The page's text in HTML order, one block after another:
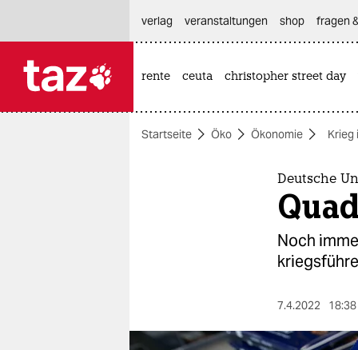
themen
verlag
veranstaltungen shop fragen
rente ceuta christopher street day
Startseite Öko Ökonomie Krieg
Deutsche
Noch
7.4.2022